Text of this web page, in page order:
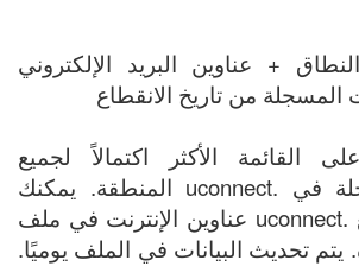
+ عناوين البريد الإلكتروني
من تاريخ الانقطاع
القائمة الأكثر اكتمالاً لجميع
النطاقات المسجلة في .uconnect المنطقة. يمكنك
تنزيل قائمة جميع .uconnect عناوين الإنترنت في ملف
يتم تحديث البيانات في الملف يوميًا.